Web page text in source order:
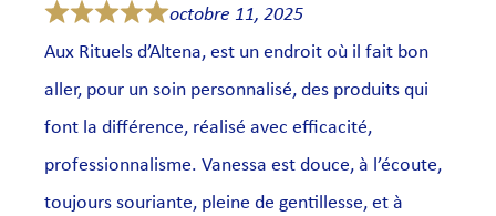
octobre 11, 2025
Aux Rituels d’Altena, est un endroit où il fait bon
aller, pour un soin personnalisé, des produits qui
font la différence, réalisé avec efficacité,
professionnalisme. Vanessa est douce, à l’écoute,
toujours souriante, pleine de gentillesse, et à